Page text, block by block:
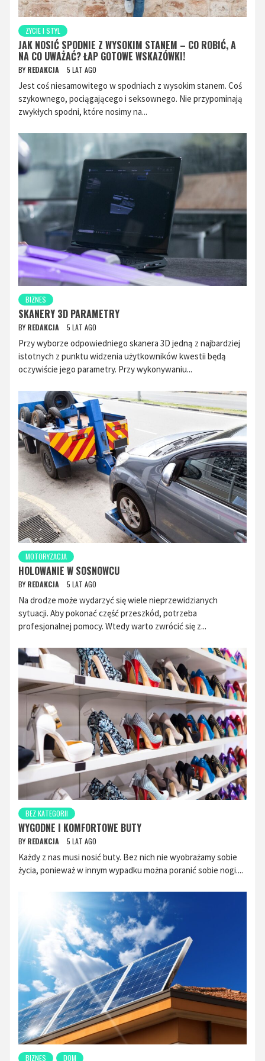
ZYCIE I STYL
JAK NOSIĆ SPODNIE Z WYSOKIM STANEM – CO ROBIĆ, A
NA CO UWAŻAĆ? ŁAP GOTOWE WSKAZÓWKI!
BY REDAKCJA 5 LAT AGO
Jest coś niesamowitego w spodniach z wysokim stanem. Coś
szykownego, pociągającego i seksownego. Nie przypominają
zwykłych spodni, które nosimy na...
BIZNES
SKANERY 3D PARAMETRY
BY REDAKCJA 5 LAT AGO
Przy wyborze odpowiedniego skanera 3D jedną z najbardziej
istotnych z punktu widzenia użytkowników kwestii będą
oczywiście jego parametry. Przy wykonywaniu...
MOTORYZACJA
HOLOWANIE W SOSNOWCU
BY REDAKCJA 5 LAT AGO
Na drodze może wydarzyć się wiele nieprzewidzianych
sytuacji. Aby pokonać część przeszkód, potrzeba
profesjonalnej pomocy. Wtedy warto zwrócić się z...
BEZ KATEGORII
WYGODNE I KOMFORTOWE BUTY
BY REDAKCJA 5 LAT AGO
Każdy z nas musi nosić buty. Bez nich nie wyobrażamy sobie
życia, ponieważ w innym wypadku można poranić sobie nogi....
BIZNES DOM